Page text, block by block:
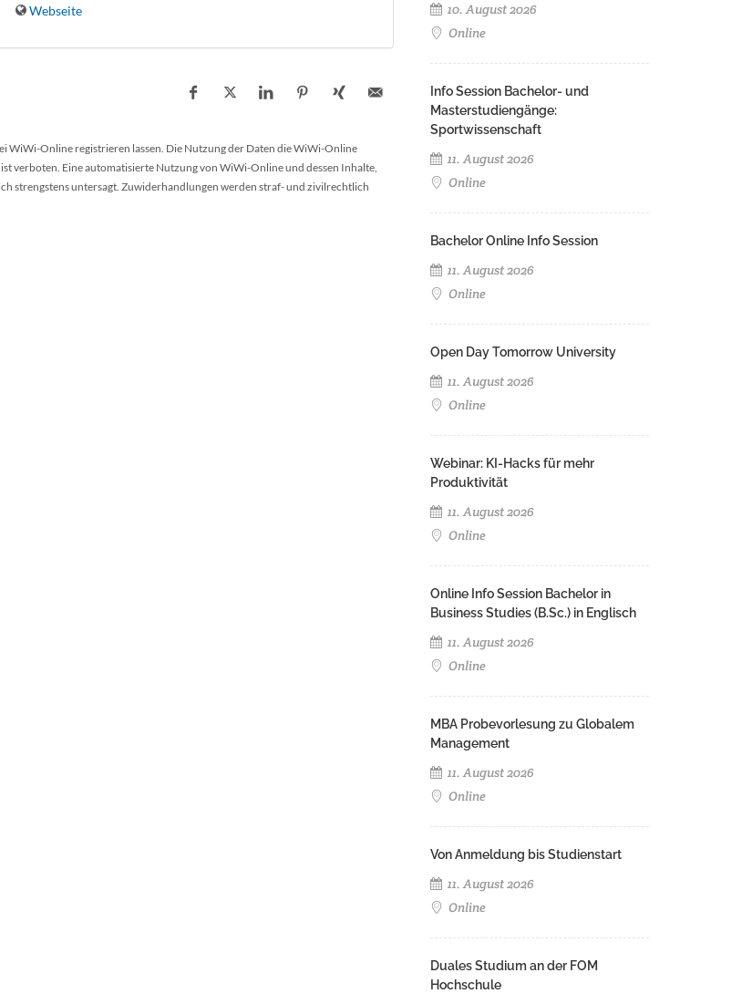
Webseite
WiWi-Online registrieren lassen. Die Nutzung der Daten die WiWi-Online
verboten. Eine automatisierte Nutzung von WiWi-Online und dessen Inhalte,
strengstens untersagt. Zuwiderhandlungen werden straf- und zivilrechtlich
10. August 2026
Online
Info Session Bachelor- und
Masterstudiengänge:
Sportwissenschaft
11. August 2026
Online
Bachelor Online Info Session
11. August 2026
Online
Open Day Tomorrow University
11. August 2026
Online
Webinar: KI-Hacks für mehr
Produktivität
11. August 2026
Online
Online Info Session Bachelor in
Business Studies (B.Sc.) in Englisch
11. August 2026
Online
MBA Probevorlesung zu Globalem
Management
11. August 2026
Online
Von Anmeldung bis Studienstart
11. August 2026
Online
Duales Studium an der FOM
Hochschule